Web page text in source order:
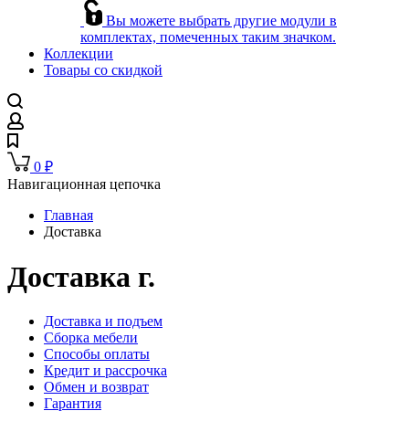
Вы можете выбрать другие модули в
комплектах, помеченных таким значком.
Коллекции
Товары со скидкой
0 ₽
Навигационная цепочка
Главная
Доставка
Доставка г.
Доставка и подъем
Сборка мебели
Способы оплаты
Кредит и рассрочка
Обмен и возврат
Гарантия